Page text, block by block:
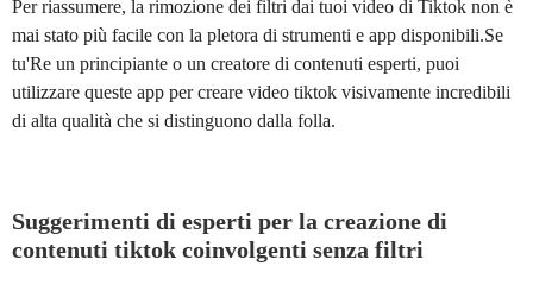
Per riassumere, la rimozione dei filtri dai tuoi video di Tiktok non è
mai stato più facile con la pletora di strumenti e app disponibili.Se
tu'Re un principiante o un creatore di contenuti esperti, puoi
utilizzare queste app per creare video tiktok visivamente incredibili
di alta qualità che si distinguono dalla folla.
Suggerimenti di esperti per la creazione di
contenuti tiktok coinvolgenti senza filtri